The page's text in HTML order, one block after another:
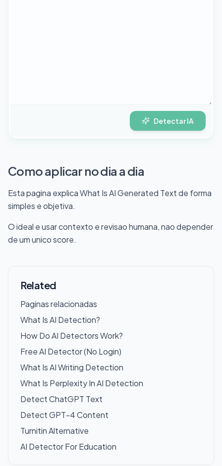
Detectar IA
Como aplicar no dia a dia
Esta pagina explica What Is AI Generated Text de forma
simples e objetiva.
O ideal e usar contexto e revisao humana, nao depender
de um unico score.
Related
Paginas relacionadas
What Is AI Detection?
How Do AI Detectors Work?
Free AI Detector (No Login)
What Is AI Writing Detection
What Is Perplexity In AI Detection
Detect ChatGPT Text
Detect GPT-4 Content
Turnitin Alternative
AI Detector For Education